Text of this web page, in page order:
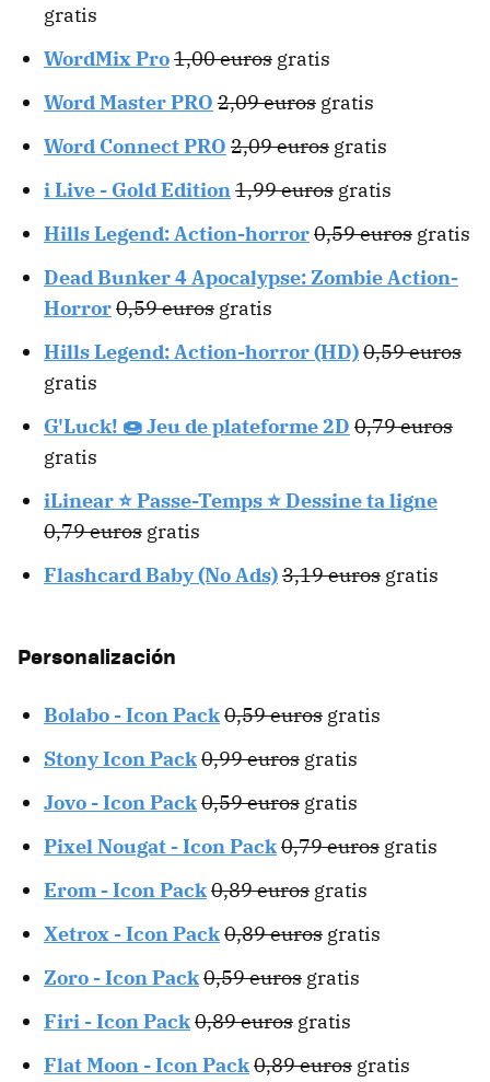
gratis
WordMix Pro1,00 euros gratis
Word Master PRO 2,09 euros gratis
Word Connect PRO 2,09 euros gratis
i Live - Gold Edition1,99 euros gratis
Hills Legend: Action-horror0,59 euros gratis
Dead Bunker 4 Apocalypse: Zombie Action-
Horror0,59 euros gratis
Hills Legend: Action-horror (HD)0,59 euros
gratis
G'Luck! 🍩 Jeu de plateforme 2D 0,79 euros
gratis
iLinear ⭐ Passe-Temps ⭐ Dessine ta ligne
0,79 euros gratis
Flashcard Baby (No Ads)3,19 euros gratis
Personalización
Bolabo - Icon Pack0,59 euros gratis
Stony Icon Pack0,99 euros gratis
Jovo - Icon Pack0,59 euros gratis
Pixel Nougat - Icon Pack0,79 euros gratis
Erom - Icon Pack0,89 euros gratis
Xetrox - Icon Pack0,89 euros gratis
Zoro - Icon Pack0,59 euros gratis
Firi - Icon Pack0,89 euros gratis
Flat Moon - Icon Pack0,89 euros gratis